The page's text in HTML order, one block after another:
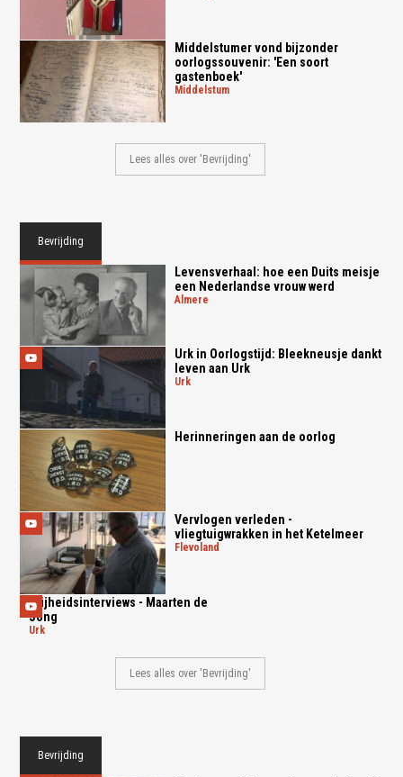
Middelstumer vond bijzonder
oorlogssouvenir: 'Een soort
gastenboek'
middelstum
Lees alles over 'Bevrijding'
Bevrijding
Levensverhaal: hoe een Duits meisje
een Nederlandse vrouw werd
almere
Urk in Oorlogstijd: Bleekneusje dankt
leven aan Urk
urk
Herinneringen aan de oorlog
Vervlogen verleden -
vliegtuigwrakken in het Ketelmeer
flevoland
Vrijheidsinterviews - Maarten de
Jong
urk
Lees alles over 'Bevrijding'
Bevrijding